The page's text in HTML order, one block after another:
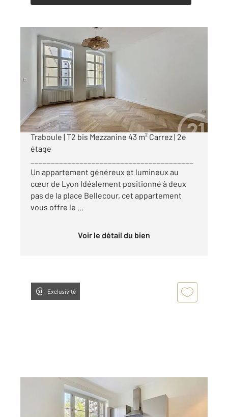
LYON 69002
2, 2 pièces
Ref : 886
Appartement F1 Bis à vendre
325 000 €
Lyon 2e Presqu'île | Cour intérieure Ancienne
Traboule | T2 bis Mezzanine 43 m² Carrez | 2e
étage
Un appartement généreux et lumineux au
cœur de Lyon Idéalement positionné à deux
pas de la place Bellecour, cet appartement
vous offre le ...
Voir le détail du bien
Exclusivité
LYON 69006
, 2 pièces